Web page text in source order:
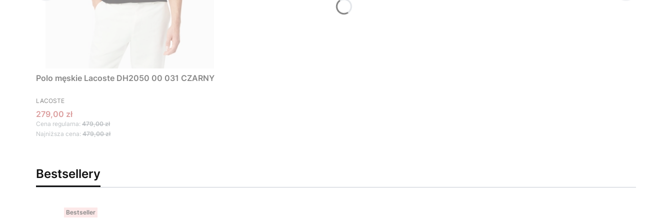
Polo męskie Lacoste DH2050 00 031 CZARNY
PRODUCENT
LACOSTE
Cena promocyjna
279,00 zł
Cena regularna: 479,00 zł
Najniższa cena: 479,00 zł
Bestsellery
Bestseller